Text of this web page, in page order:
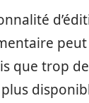
que trop